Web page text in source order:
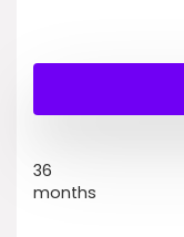
36
months